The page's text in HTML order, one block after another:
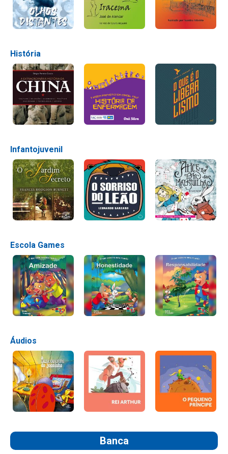
História
Infantojuvenil
Escola Games
Áudios
Banca